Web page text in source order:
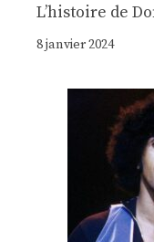
Lʼhistoire de
8 janvier 2024